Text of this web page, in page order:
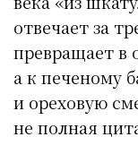
отвечает за
превращает в
а к печеному
и ореховую
не полная